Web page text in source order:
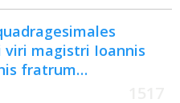
religionis
de mirabilibus
Ptholomeum.
volumen ;
in
viri magistri Ioannis
fratrum